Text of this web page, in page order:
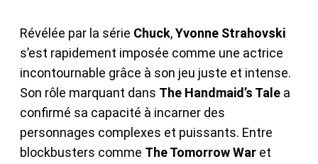
Révélée par la série Chuck,Yvonne Strahovski
s’est rapidement imposée comme une actrice
incontournable grâce à son jeu juste et intense.
Son rôle marquant dans The Handmaid’s Tale a
confirmé sa capacité à incarner des
personnages complexes et puissants. Entre
blockbusters comme The Tomorrow War et